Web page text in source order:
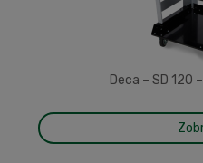
Deca – SD 120